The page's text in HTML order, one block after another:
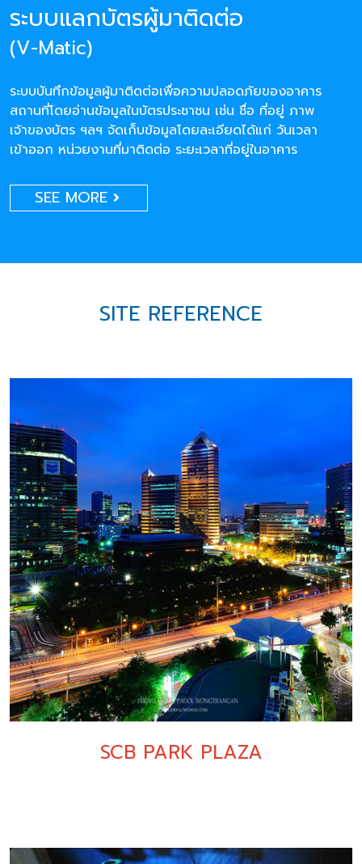
ระบบแลกบัตรผู้มาติดต่อ
(V-Matic)
ระบบบันทึกข้อมูลผู้มาติดต่อเพื่อความปลอดภัยของอาคาร
สถานที่โดยอ่านข้อมูลในบัตรประชาชน เช่น ชื่อ ที่อยู่ ภาพ
เจ้าของบัตร ฯลฯ จัดเก็บข้อมูลโดยละเอียดได้แก่ วันเวลา
เข้าออก หน่วยงานที่มาติดต่อ ระยะเวลาที่อยู่ในอาคาร
SEE MORE
SITE REFERENCE
SCB PARK PLAZA